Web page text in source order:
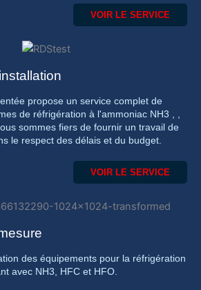
VOIR LE SERVICE
propose un service complet de
de réfrigération à l'ammoniac NH3 , ,
sommes fiers de fournir un travail de
le respect des délais et du budget.
VOIR LE SERVICE
des équipements pour la réfrigération
avec NH3, HFC et HFO.